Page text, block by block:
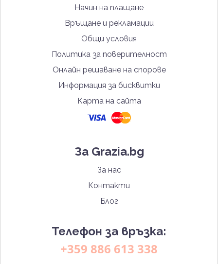
Начин на плащане
Връщане и рекламации
Общи условия
Политика за поверителност
Онлайн решаване на спорове
Информация за бисквитки
Карта на сайта
За Grazia.bg
За нас
Контакти
Блог
Телефон за връзка:
+359 886 613 338